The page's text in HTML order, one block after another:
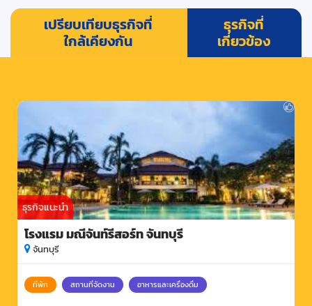
เปรียบเทียบธุรกิจที่
ใกล้เคียงกัน
ธุรกิจที่
เกี่ยวข้อง
ธุรกิจแนะนำ
โรงแรม มณีจันท์รีสอร์ท จันทบุรี
จันทบุรี
ที่พัก สถานที่จัดงาน อาหารและเครื่องดื่ม